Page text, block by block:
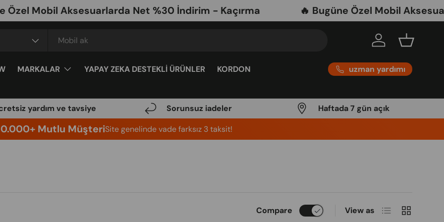
Mobil Aksesuarlarda Net %30 İndirim - Kaçırma 🔥 Bugüne Özel Mobil
Log in Basket
MARKALAR YAPAY ZEKA DESTEKLİ ÜRÜNLER KORDON uzman yardımı
yardım ve tavsiye Sorunsuz iadeler Haftada 7 gün açık
Mutlu MüşteriSite genelinde vade farksız 3 taksit!
Compare View as List Grid